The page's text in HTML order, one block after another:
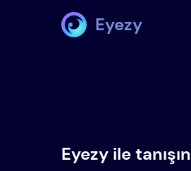
Eyezy
Eyezy ile tanışın